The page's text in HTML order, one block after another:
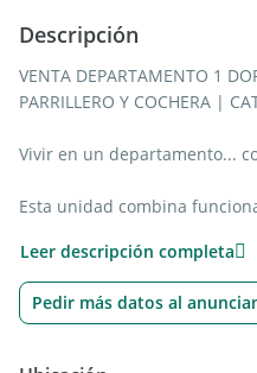
Descripción
VENTA DEPARTAMENTO 1
PARRILLERO Y COCHERA |
Vivir en un departamento...
Esta unidad combina
exclusivos, uno de ellos con
disfrutar reuniones, aire libre
mayor calidad de vida.
Un espacio pensado para
Leer descripción completa
Pedir más datos al